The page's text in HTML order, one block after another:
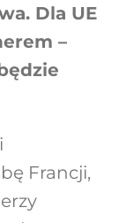
Dla UE
–
Francji,